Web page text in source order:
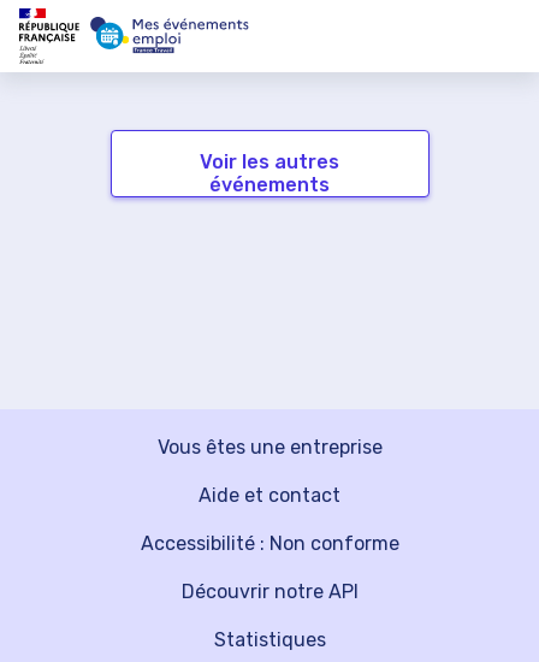
Voir les autres
événements
Vous êtes une entreprise
Découvrir notre API
Aide et contact
Statistiques
Accessibilité : Non conforme